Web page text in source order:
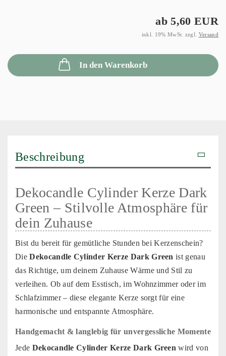
ab 5,60 EUR
inkl. 19% MwSt. zzgl. Versand
In den Warenkorb
Beschreibung
Dekocandle Cylinder Kerze Dark
Green – Stilvolle Atmosphäre für
dein Zuhause
Bist du bereit für gemütliche Stunden bei Kerzenschein?
DieDekocandle Cylinder Kerze Dark Green ist genau
das Richtige, um deinem Zuhause Wärme und Stil zu
verleihen. Ob auf dem Esstisch, im Wohnzimmer oder im
Schlafzimmer – diese elegante Kerze sorgt für eine
harmonische und entspannte Atmosphäre.
Handgemacht & langlebig für unvergessliche Momente
Jede Dekocandle Cylinder Kerze Dark Green wird von